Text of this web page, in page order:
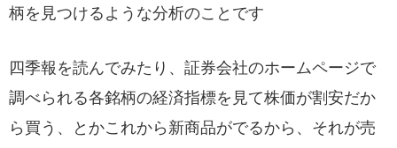
柄を見つけるような分析のことです
四季報を読んでみたり、証券会社のホームページで
調べられる各銘柄の経済指標を見て株価が割安だか
ら買う、とかこれから新商品がでるから、それが売